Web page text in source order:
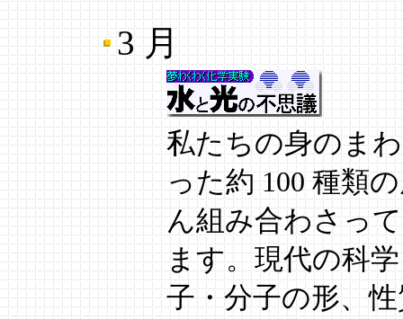
3 月
私たちの身のま
った約 100 種類
ん組み合わさっ
ます。現代の科
子・分子の形、